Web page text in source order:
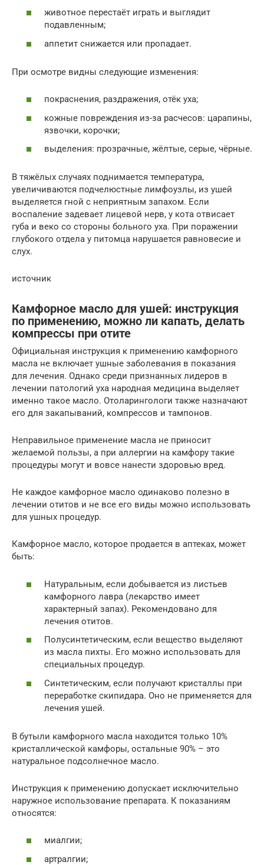
животное перестаёт играть и выглядит
подавленным;
аппетит снижается или пропадает.
При осмотре видны следующие изменения:
покраснения, раздражения, отёк уха;
кожные повреждения из-за расчесов: царапины,
язвочки, корочки;
выделения: прозрачные, жёлтые, серые, чёрные.
В тяжёлых случаях поднимается температура,
увеличиваются подчелюстные лимфоузлы, из ушей
выделяется гной с неприятным запахом. Если
воспаление задевает лицевой нерв, у кота отвисает
губа и веко со стороны больного уха. При поражении
глубокого отдела у питомца нарушается равновесие и
слух.
источник
Камфорное масло для ушей: инструкция
по применению, можно ли капать, делать
компрессы при отите
Официальная инструкция к применению камфорного
масла не включает ушные заболевания в показания
для лечения. Однако среди признанных лидеров в
лечении патологий уха народная медицина выделяет
именно такое масло. Отоларингологи также назначают
его для закапываний, компрессов и тампонов.
Неправильное применение масла не приносит
желаемой пользы, а при аллергии на камфору такие
процедуры могут и вовсе нанести здоровью вред.
Не каждое камфорное масло одинаково полезно в
лечении отитов и не все его виды можно использовать
для ушных процедур.
Камфорное масло, которое продается в аптеках, может
быть:
Натуральным, если добывается из листьев
камфорного лавра (лекарство имеет
характерный запах). Рекомендовано для
лечения отитов.
Полусинтетическим, если вещество выделяют
из масла пихты. Его можно использовать для
специальных процедур.
Синтетическим, если получают кристаллы при
переработке скипидара. Оно не применяется для
лечения ушей.
В бутыли камфорного масла находится только 10%
кристаллической камфоры, остальные 90% – это
натуральное подсолнечное масло.
Инструкция к применению допускает исключительно
наружное использование препарата. К показаниям
относятся:
миалгии;
артралгии;